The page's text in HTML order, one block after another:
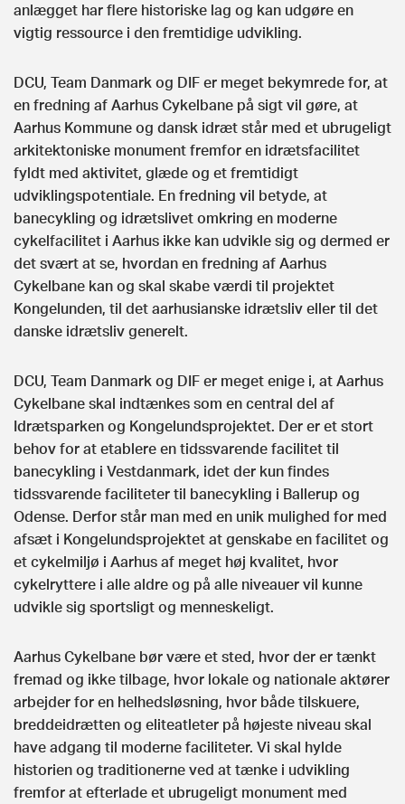
anlægget har flere historiske lag og kan udgøre en
vigtig ressource i den fremtidige udvikling.
DCU, Team Danmark og DIF er meget bekymrede for, at
en fredning af Aarhus Cykelbane på sigt vil gøre, at
Aarhus Kommune og dansk idræt står med et ubrugeligt
arkitektoniske monument fremfor en idrætsfacilitet
fyldt med aktivitet, glæde og et fremtidigt
udviklingspotentiale. En fredning vil betyde, at
banecykling og idrætslivet omkring en moderne
cykelfacilitet i Aarhus ikke kan udvikle sig og dermed er
det svært at se, hvordan en fredning af Aarhus
Cykelbane kan og skal skabe værdi til projektet
Kongelunden, til det aarhusianske idrætsliv eller til det
danske idrætsliv generelt.
DCU, Team Danmark og DIF er meget enige i, at Aarhus
Cykelbane skal indtænkes som en central del af
Idrætsparken og Kongelundsprojektet. Der er et stort
behov for at etablere en tidssvarende facilitet til
banecykling i Vestdanmark, idet der kun findes
tidssvarende faciliteter til banecykling i Ballerup og
Odense. Derfor står man med en unik mulighed for med
afsæt i Kongelundsprojektet at genskabe en facilitet og
et cykelmiljø i Aarhus af meget høj kvalitet, hvor
cykelryttere i alle aldre og på alle niveauer vil kunne
udvikle sig sportsligt og menneskeligt.
Aarhus Cykelbane bør være et sted, hvor der er tænkt
fremad og ikke tilbage, hvor lokale og nationale aktører
arbejder for en helhedsløsning, hvor både tilskuere,
breddeidrætten og eliteatleter på højeste niveau skal
have adgang til moderne faciliteter. Vi skal hylde
historien og traditionerne ved at tænke i udvikling
fremfor at efterlade et ubrugeligt monument med